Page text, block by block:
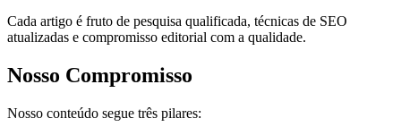
Cada artigo é fruto de pesquisa qualificada, técnicas de SEO
atualizadas e compromisso editorial com a qualidade.
Nosso Compromisso
Nosso conteúdo segue três pilares: